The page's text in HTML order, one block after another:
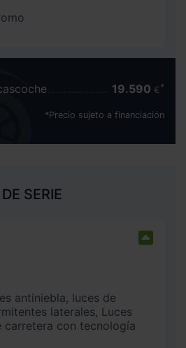
19.590 €
*Precio sujeto a financiación
SERIE
laterales, Luces
carretera con tecnología